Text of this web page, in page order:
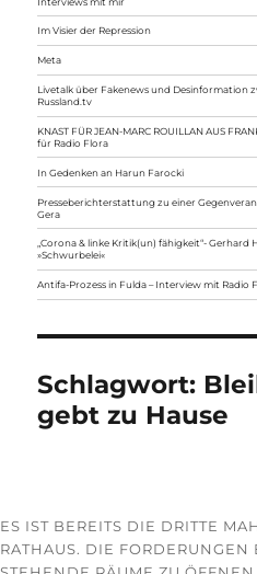
Im Visier der Repression
Meta
Livetalk über Fakenews und Desinformation
Russland.tv
KNAST FÜR JEAN-MARC ROUILLAN AUS
für Radio Flora
In Gedenken an Harun Farocki
Presseberichterstattung zu einer
Gera
„Corona & linke Kritik(un) fähigkeit“- Gerhard
»Schwurbelei«
Antifa-Prozess in Fulda – Interview mit Radio
Schlagwort:
gebt zu Hause
ES IST BEREITS DIE DRITTE
RATHAUS. DIE